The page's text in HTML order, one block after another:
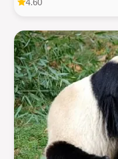
4.60